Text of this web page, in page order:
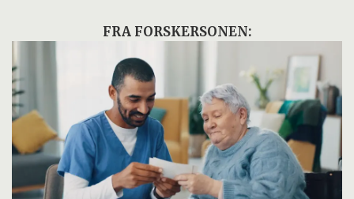
FRA FORSKERSONEN: